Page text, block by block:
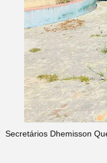
Secretários Dhemisson